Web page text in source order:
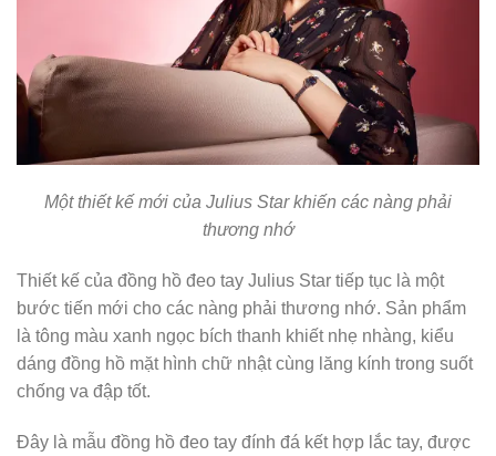
Một thiết kế mới của Julius Star khiến các nàng phải
thương nhớ
Thiết kế của đồng hồ đeo tay Julius Star tiếp tục là một
bước tiến mới cho các nàng phải thương nhớ. Sản phẩm
là tông màu xanh ngọc bích thanh khiết nhẹ nhàng, kiểu
dáng đồng hồ mặt hình chữ nhật cùng lăng kính trong suốt
chống va đập tốt.
Đây là mẫu đồng hồ đeo tay đính đá kết hợp lắc tay, được